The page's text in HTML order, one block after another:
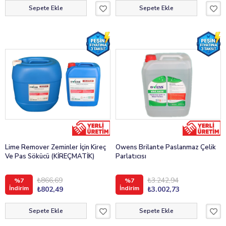
Sepete Ekle Sepete Ekle
Lime Remover Zeminler İçin Kireç
Ve Pas Sökücü (KİREÇMATİK)
%7
İndirim
₺802,49
₺866,69
Sepete Ekle
Owens Brilante Paslanmaz Çelik
Parlatıcısı
%7
İndirim
₺3.002,73
₺3.242,94
Sepete Ekle